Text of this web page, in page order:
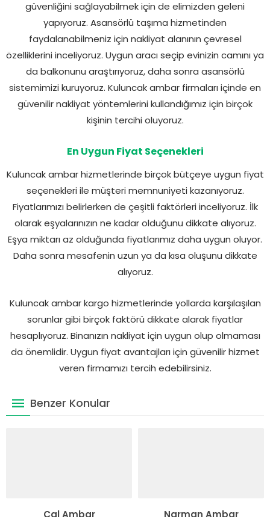
güvenliğini sağlayabilmek için de elimizden geleni
yapıyoruz. Asansörlü taşıma hizmetinden
faydalanabilmeniz için nakliyat alanının çevresel
özelliklerini inceliyoruz. Uygun aracı seçip evinizin camını ya
da balkonunu araştırıyoruz, daha sonra asansörlü
sistemimizi kuruyoruz. Kuluncak ambar firmaları içinde en
güvenilir nakliyat yöntemlerini kullandığımız için birçok
kişinin tercihi oluyoruz.
En Uygun Fiyat Seçenekleri
Kuluncak ambar hizmetlerinde birçok bütçeye uygun fiyat
seçenekleri ile müşteri memnuniyeti kazanıyoruz.
Fiyatlarımızı belirlerken de çeşitli faktörleri inceliyoruz. İlk
olarak eşyalarınızın ne kadar olduğunu dikkate alıyoruz.
Eşya miktarı az olduğunda fiyatlarımız daha uygun oluyor.
Daha sonra mesafenin uzun ya da kısa oluşunu dikkate
alıyoruz.
Kuluncak ambar kargo hizmetlerinde yollarda karşılaşılan
sorunlar gibi birçok faktörü dikkate alarak fiyatlar
hesaplıyoruz. Binanızın nakliyat için uygun olup olmaması
da önemlidir. Uygun fiyat avantajları için güvenilir hizmet
veren firmamızı tercih edebilirsiniz.
Benzer Konular